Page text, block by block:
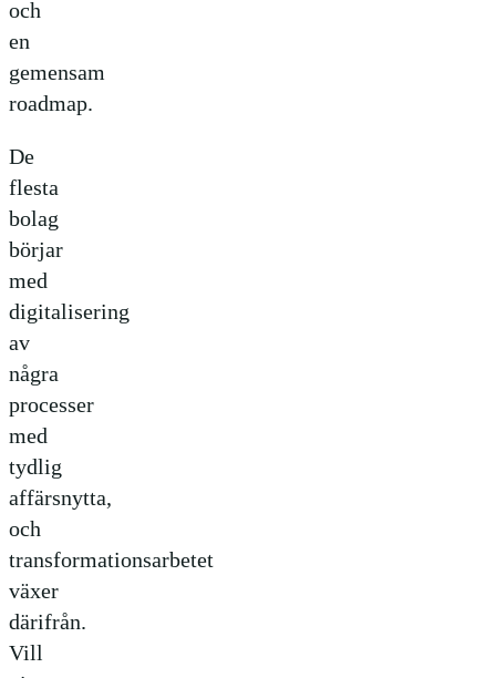
och
en
gemensam
roadmap.
De
flesta
bolag
börjar
med
digitalisering
av
några
processer
med
tydlig
affärsnytta,
och
transformationsarbetet
växer
därifrån.
Vill